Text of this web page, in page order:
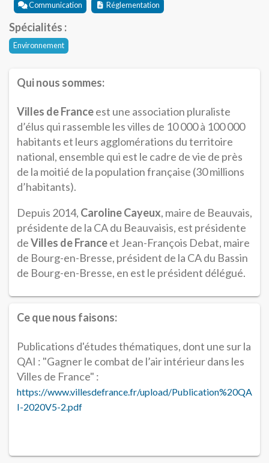
Communication Réglementation
Spécialités :
Environnement
Qui nous sommes:
Villes de Franceest une association pluraliste
d’élus qui rassemble les villes de 10 000 à 100 000
habitants et leurs agglomérations du territoire
national, ensemble qui est le cadre de vie de près
de la moitié de la population française (30 millions
d’habitants).
Depuis 2014, Caroline Cayeux, maire de Beauvais,
présidente de la CA du Beauvaisis, est présidente
deVilles de Franceet Jean-François Debat, maire
de Bourg-en-Bresse, président de la CA du Bassin
de Bourg-en-Bresse, en est le président délégué.
Ce que nous faisons:
Publications d'études thématiques, dont une sur la
QAI : "Gagner le combat de l’air intérieur dans les
Villes de France" :
https://www.villesdefrance.fr/upload/Publication%20QA
I-2020V5-2.pdf